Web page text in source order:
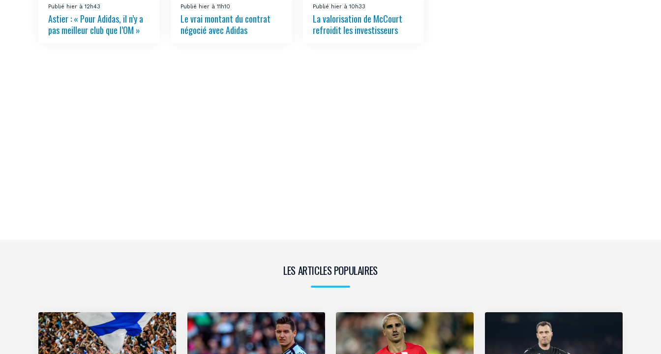
Publié hier à 12h43
Astier : « Pour Adidas, il n’y a
pas meilleur club que l’OM »
Publié hier à 11h10
Le vrai montant du contrat
négocié avec Adidas
Publié hier à 10h33
La valorisation de McCourt
refroidit les investisseurs
LES ARTICLES POPULAIRES